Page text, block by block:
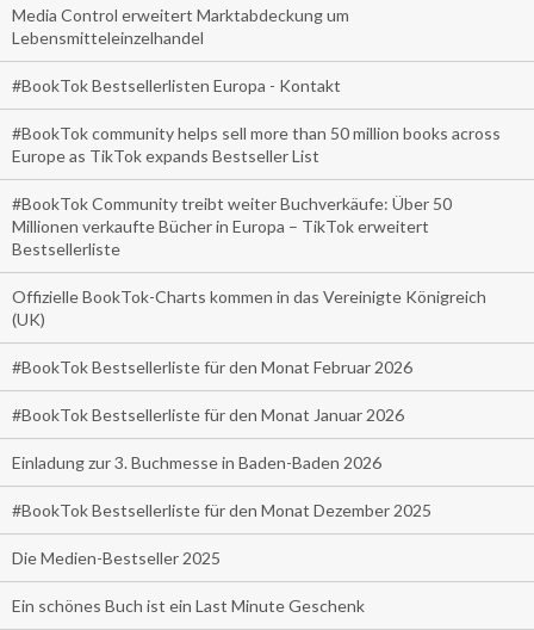
Media Control erweitert Marktabdeckung um
Lebensmitteleinzelhandel
#BookTok Bestsellerlisten Europa - Kontakt
#BookTok community helps sell more than 50 million books across
Europe as TikTok expands Bestseller List
#BookTok Community treibt weiter Buchverkäufe: Über 50
Millionen verkaufte Bücher in Europa – TikTok erweitert
Bestsellerliste
Offizielle BookTok-Charts kommen in das Vereinigte Königreich
(UK)
#BookTok Bestsellerliste für den Monat Februar 2026
#BookTok Bestsellerliste für den Monat Januar 2026
Einladung zur 3. Buchmesse in Baden-Baden 2026
#BookTok Bestsellerliste für den Monat Dezember 2025
Die Medien-Bestseller 2025
Ein schönes Buch ist ein Last Minute Geschenk